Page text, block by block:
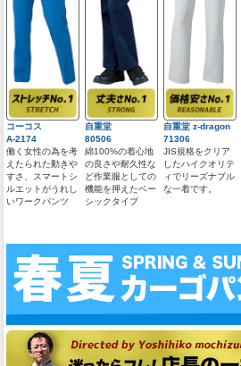
コーコス
A-2174
働く女性の為を考
えたられた動きや
すさ、スマートシ
ルエットがうれし
いワークパンツ
自重堂
80506
綿100%の着心地
の良さや耐久性な
ど作業服としての
機能を押えたベー
シックタイプ
自重堂 z-dragon
71306
JIS規格をクリア
したハイクオリテ
ィでリーズナブル
な一着です。